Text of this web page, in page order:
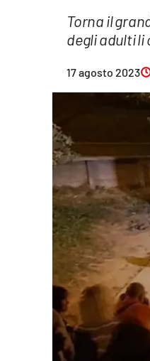
Streaming
Lac Network
Torna il
degli adulti
17 agosto 2023